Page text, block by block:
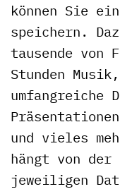
können Sie
speichern.
tausende von
Stunden
umfangreiche
und vieles
hängt von der
jeweiligen